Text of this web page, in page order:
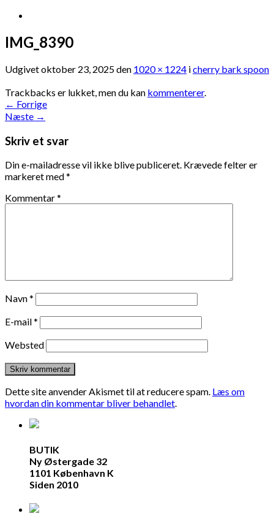
IMG_8390
Udgivetoktober 23, 2025den 1020 × 1224 icherry bark spoon
Trackbacks er lukket, men du kan kommenterer.
← Forrige
Næste →
Skriv et svar
Din e-mailadresse vil ikke blive publiceret. Krævede felter er
markeret med*
Kommentar*
Navn*
E-mail*
Websted
Dette site anvender Akismet til at reducere spam. Læs om
hvordan din kommentar bliver behandlet.
BUTIK
Ny Østergade 32
1101 København K
Siden 2010